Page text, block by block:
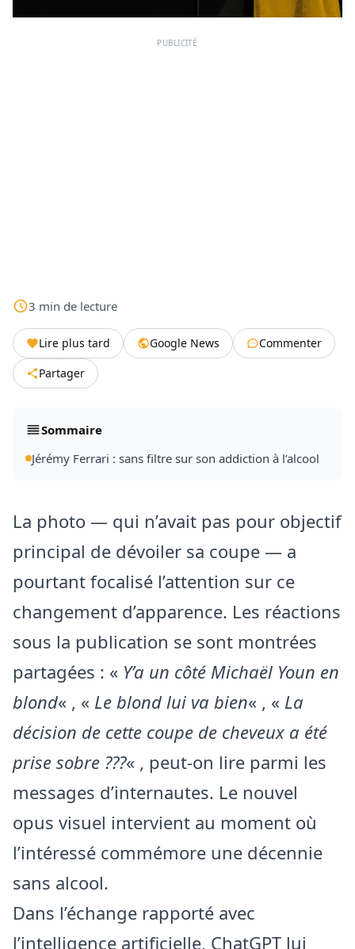
PUBLICITÉ
3 min de lecture
Lire plus tard Google News
Commenter
Partager
Sommaire
Jérémy Ferrari : sans filtre sur son addiction à l’alcool
La photo — qui n’avait pas pour objectif
principal de dévoiler sa coupe — a
pourtant focalisé l’attention sur ce
changement d’apparence. Les réactions
sous la publication se sont montrées
partagées : « Y’a un côté Michaël Youn en
blond« , « Le blond lui va bien« , « La
décision de cette coupe de cheveux a été
prise sobre ???« , peut-on lire parmi les
messages d’internautes. Le nouvel
opus visuel intervient au moment où
l’intéressé commémore une décennie
sans alcool.
Dans l’échange rapporté avec
l’intelligence artificielle, ChatGPT lui